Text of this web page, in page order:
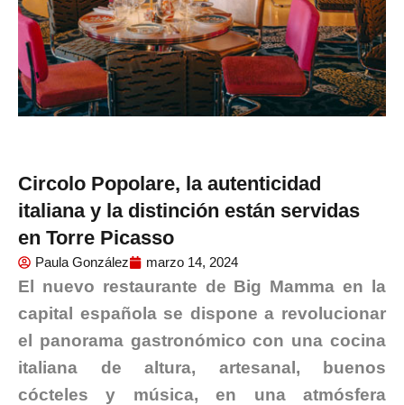
Circolo Popolare, la autenticidad
italiana y la distinción están servidas
en Torre Picasso
Paula González marzo 14, 2024
El nuevo restaurante de Big Mamma en la
capital española se dispone a revolucionar
el panorama gastronómico con una cocina
italiana de altura, artesanal, buenos
cócteles y música, en una atmósfera